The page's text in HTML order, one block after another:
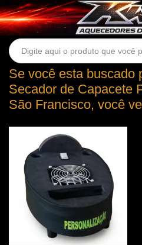
Se você esta buscado
Secador de Capacete
São Francisco, você